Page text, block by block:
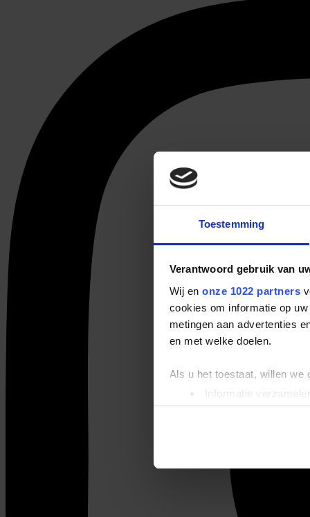
Toestemming
Verantwoord gebruik van
Wij en onze 1022 partners
cookies om informatie op
metingen aan advertenties
en met welke doelen.
Als u het toestaat, willen we
Informatie
Uw apparaat
Lees meer over hoe uw
We gebruiken cookies om
websiteverkeer te
media, adverteren en